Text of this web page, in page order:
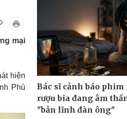
Doanh nghiệp
Thông tin doanh nghiệp
Doanh nghiệp 24h
Doanh nhân
Vì cộng đồng
Công
Sành
Tin
Trải
Chuyển
Du lịch
Săn Tour
Podcast
Đọc
mại
hiện
Phú
Bác sĩ cảnh báo
rượu bia đang âm
"bản lĩnh đàn ông"